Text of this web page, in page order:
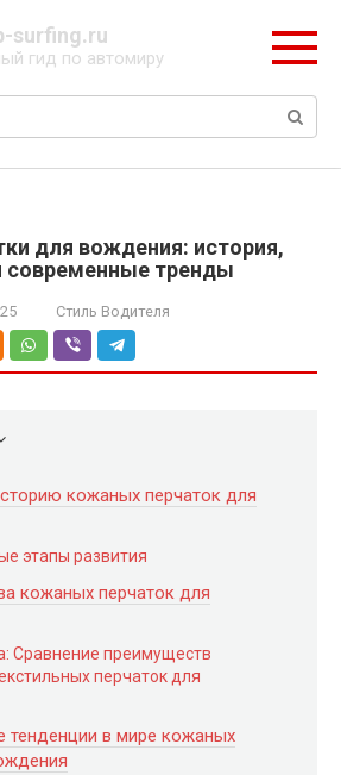
surfing.ru
гид по автомиру
для вождения: история,
современные тренды
Стиль Водителя
кожаных перчаток для
этапы развития
кожаных перчаток для
Сравнение преимуществ
перчаток для
тенденции в мире кожаных